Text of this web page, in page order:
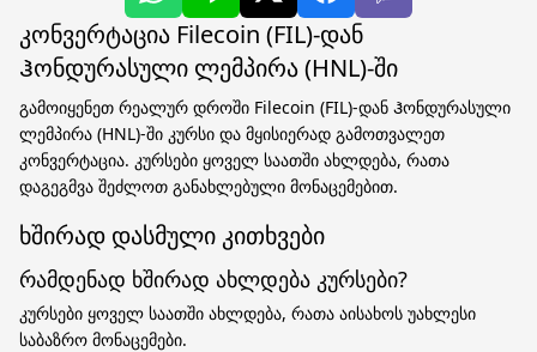
კონვერტაცია Filecoin (FIL)-დან
Ჰონდურასული ლემპირა (HNL)-ში
გამოიყენეთ რეალურ დროში Filecoin (FIL)-დან Ჰონდურასული
ლემპირა (HNL)-ში კურსი და მყისიერად გამოთვალეთ
კონვერტაცია. კურსები ყოველ საათში ახლდება, რათა
დაგეგმვა შეძლოთ განახლებული მონაცემებით.
ხშირად დასმული კითხვები
რამდენად ხშირად ახლდება კურსები?
კურსები ყოველ საათში ახლდება, რათა აისახოს უახლესი
საბაზრო მონაცემები.